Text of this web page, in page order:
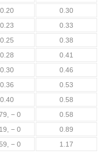
0.30
0.33
0.38
0.41
0.46
0.53
0.58
− 0
0.58
− 0
0.89
− 0 1.17